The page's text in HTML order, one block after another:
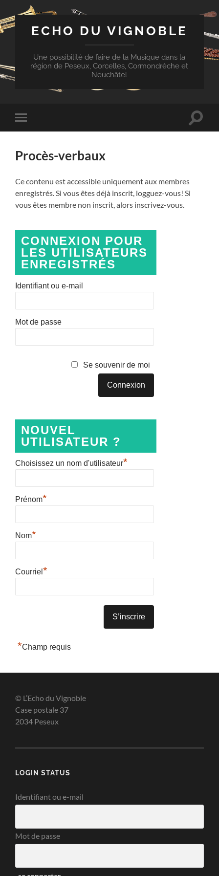
ECHO DU VIGNOBLE
Une possibilité de faire de la Musique dans la
région de Peseux, Corcelles, Cormondrèche et
Neuchâtel
Toggle
mobile
Toggle
Procès-verbaux
Ce contenu est accessible uniquement aux membres
enregistrés. Si vous êtes déjà inscrit, logguez-vous! Si
vous êtes membre non inscrit, alors inscrivez-vous.
CONNEXION POUR
LES UTILISATEURS
ENREGISTRÉS
Identifiant ou e-mail
Mot de passe
Se souvenir de moi
NOUVEL
UTILISATEUR ?
Choisissez un nom d'utilisateur*
Prénom*
Nom*
Courriel*
*Champ requis
© L’Echo du Vignoble
Case postale 37
2034 Peseux
LOGIN STATUS
Identifiant ou e-mail
Mot de passe